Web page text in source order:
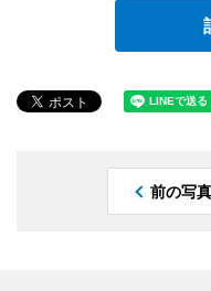
前の写真